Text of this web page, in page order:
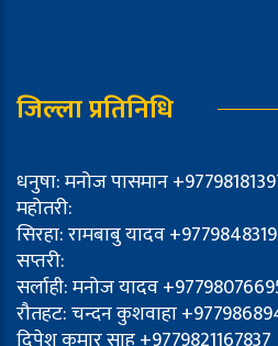
जिल्ला प्रतिनिधि
धनुषा: मनोज पासमान
महोतरी:
सिरहा: रामबाबु यादव
सप्तरी:
सर्लाही: मनोज यादव
रौतहट: चन्दन कुशवाहा